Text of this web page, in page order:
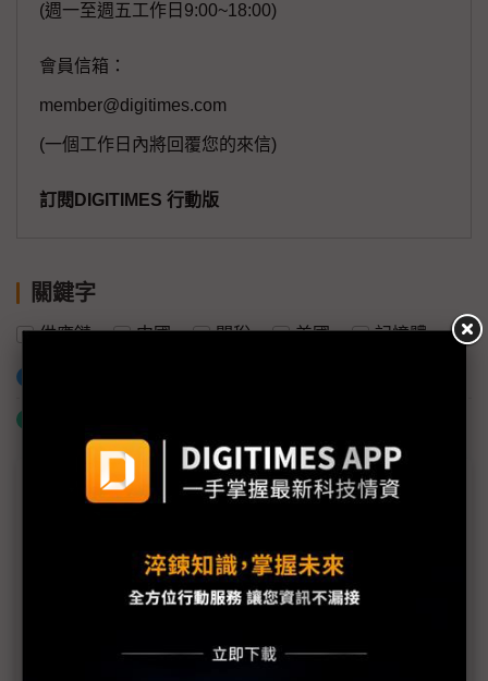
(週一至週五工作日9:00~18:00)
會員信箱：
member@digitimes.com
(一個工作日內將回覆您的來信)
訂閱DIGITIMES 行動版
關鍵字
供應鏈 中國 關稅 美國 記憶體
議題精選－中美關稅休戰90天
美國關稅談判「隱形區間」浮現 記憶體急單效應暫